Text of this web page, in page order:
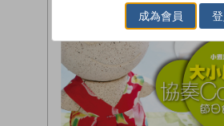
成為會員